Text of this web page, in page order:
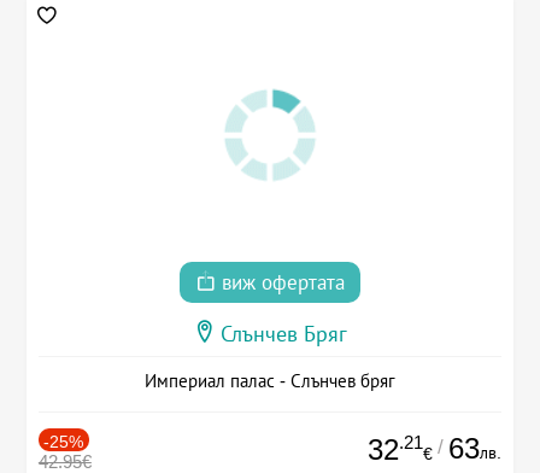
виж офертата
Слънчев Бряг
Империал палас - Слънчев бряг
-25%
42.95€ 32.21
€ / 63лв.